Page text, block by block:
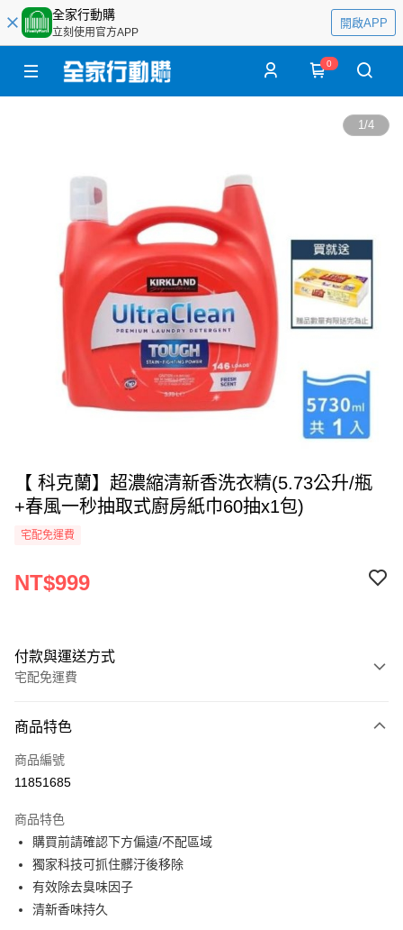
全家行動購
立刻使用官方APP
開啟APP
0
1/4
【 科克蘭】超濃縮清新香洗衣精(5.73公升/瓶
+春風一秒抽取式廚房紙巾60抽x1包)
宅配免運費
NT$999
付款與運送方式
宅配免運費
全家線上支付
運送方式
本島宅配-活動商品
免運費
商品特色
商品編號
11851685
商品特色
購買前請確認下方偏遠/不配區域
獨家科技可抓住髒汙後移除
有效除去臭味因子
清新香味持久